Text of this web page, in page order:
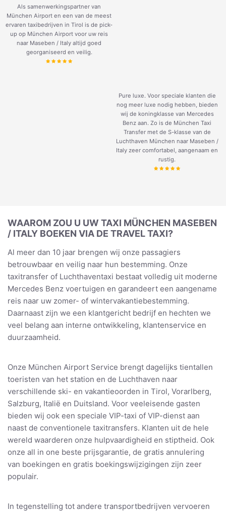
Als samenwerkingspartner van
München Airport en een van de meest
ervaren taxibedrijven in Tirol is de pick-
up op München Airport voor uw reis
naar Maseben / Italy altijd goed
georganiseerd en veilig.
Pure luxe. Voor speciale klanten die
nog meer luxe nodig hebben, bieden
wij de koningklasse van Mercedes
Benz aan. Zo is de München Taxi
Transfer met de S-klasse van de
Luchthaven München naar Maseben /
Italy zeer comfortabel, aangenaam en
rustig.
WAAROM ZOU U UW TAXI MÜNCHEN MASEBEN
/ ITALY BOEKEN VIA DE TRAVEL TAXI?
Al meer dan 10 jaar brengen wij onze passagiers
betrouwbaar en veilig naar hun bestemming. Onze
taxitransfer of Luchthaventaxi bestaat volledig uit moderne
Mercedes Benz voertuigen en garandeert een aangename
reis naar uw zomer- of wintervakantiebestemming.
Daarnaast zijn we een klantgericht bedrijf en hechten we
veel belang aan interne ontwikkeling, klantenservice en
duurzaamheid.
Onze München Airport Service brengt dagelijks tientallen
toeristen van het station en de Luchthaven naar
verschillende ski- en vakantieoorden in Tirol, Vorarlberg,
Salzburg, Italië en Duitsland. Voor veeleisende gasten
bieden wij ook een speciale VIP-taxi of VIP-dienst aan
naast de conventionele taxitransfers. Klanten uit de hele
wereld waarderen onze hulpvaardigheid en stiptheid. Ook
onze all in one beste prijsgarantie, de gratis annulering
van boekingen en gratis boekingswijzigingen zijn zeer
populair.
In tegenstelling tot andere transportbedrijven vervoeren